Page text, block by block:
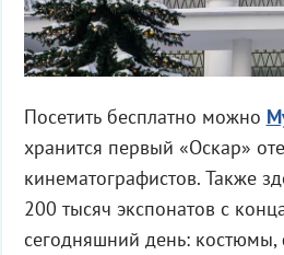
Посетить бесплатно можно
хранится первый «Оскар»
кинематографистов. Также
200 тысяч экспонатов с
сегодняшний день: